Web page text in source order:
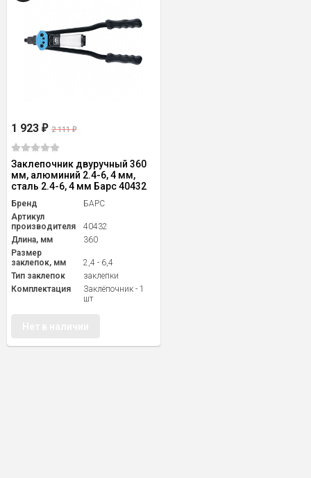
1 923 ₽ 2 111₽
Заклепочник двуручный 360
мм, алюминий 2.4-6, 4 мм,
сталь 2.4-6, 4 мм Барс 40432
Бренд
БАРС
Артикул
производителя
40432
Длина, мм
360
Размер
заклепок, мм
2,4 - 6,4
Тип заклепок
заклепки
Комплектация
Заклёпочник - 1
шт